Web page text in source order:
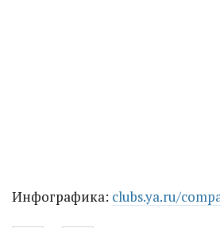
Инфографика: clubs.ya.ru/